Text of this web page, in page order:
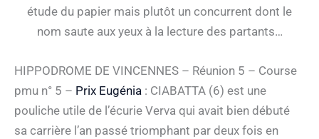
étude du papier mais plutôt un concurrent dont le
nom saute aux yeux à la lecture des partants…
HIPPODROME DE VINCENNES – Réunion 5 – Course
pmu n° 5 – Prix Eugénia : CIABATTA (6) est une
pouliche utile de l’écurie Verva qui avait bien débuté
sa carrière l’an passé triomphant par deux fois en